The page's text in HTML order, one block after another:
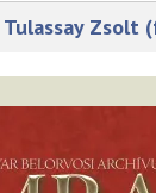
Zsolt